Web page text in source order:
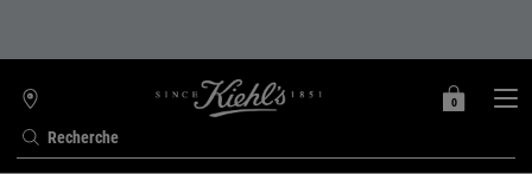
Recherche
TROUVER
UNE
BOUTIQUE
MON
0
0 PRODUIT